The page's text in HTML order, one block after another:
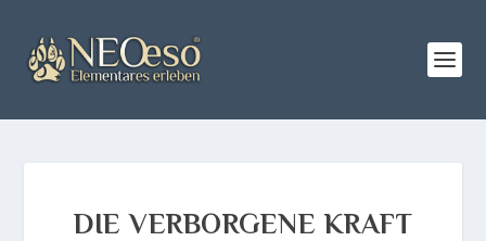
DIE VERBORGENE KRAFT